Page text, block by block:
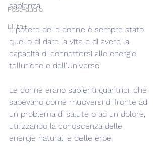
Post+audio
Lilith+
sapienza.
Il potere delle donne è sempre stato
quello di dare la vita e di avere la
capacità di connettersi alle energie
telluriche e dell'Universo.
Le donne erano sapienti guaritrici, che
sapevano come muoversi di fronte ad
un problema di salute o ad un dolore,
utilizzando la conoscenza delle
energie naturali e delle erbe.